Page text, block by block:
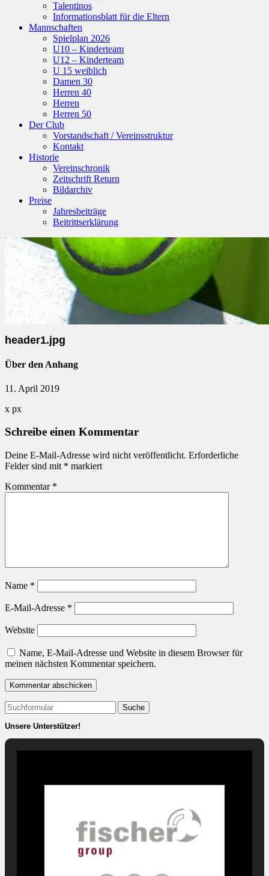
Talentinos
Informationsblatt für die Eltern
Mannschaften
Spielplan 2026
U10 – Kinderteam
U12 – Kinderteam
U 15 weiblich
Damen 30
Herren 40
Herren
Herren 50
Der Club
Vorstandschaft / Vereinsstruktur
Kontakt
Historie
Vereinschronik
Zeitschrift Return
Bildarchiv
Preise
Jahresbeiträge
Beitrittserklärung
header1.jpg
Über den Anhang
11. April 2019
x px
Schreibe einen Kommentar
Deine E-Mail-Adresse wird nicht veröffentlicht. Erforderliche
Felder sind mit * markiert
Kommentar *
Name *
E-Mail-Adresse *
Website
Name, E-Mail-Adresse und Website in diesem Browser für
meinen nächsten Kommentar speichern.
Suchen
nach:
Unsere Unterstützer!